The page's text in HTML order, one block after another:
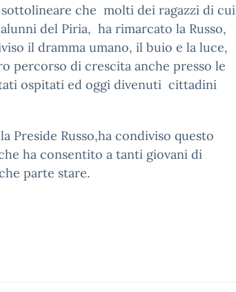
sottolineare che molti dei ragazzi di cui
del Piria, ha rimarcato la Russo,
il dramma umano, il buio e la luce,
percorso di crescita anche presso le
ospitati ed oggi divenuti cittadini
Preside Russo,ha condiviso questo
ha consentito a tanti giovani di
parte stare.